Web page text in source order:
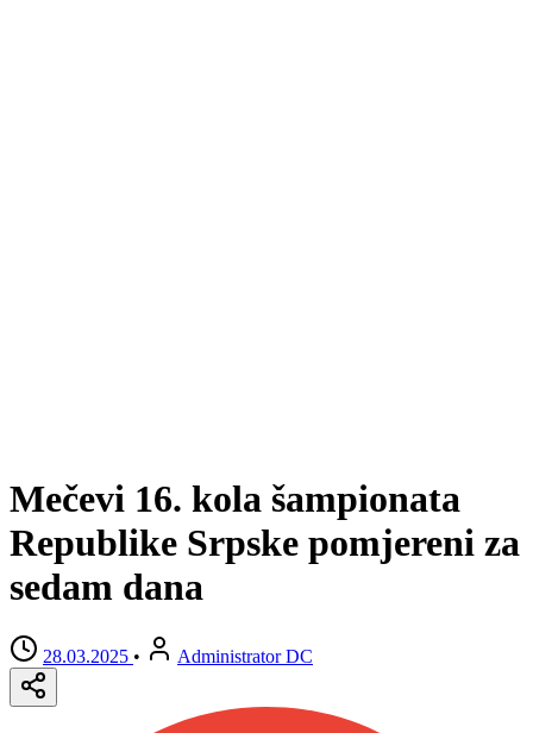
Mečevi 16. kola šampionata
Republike Srpske pomjereni za
sedam dana
28.03.2025 • Administrator DC